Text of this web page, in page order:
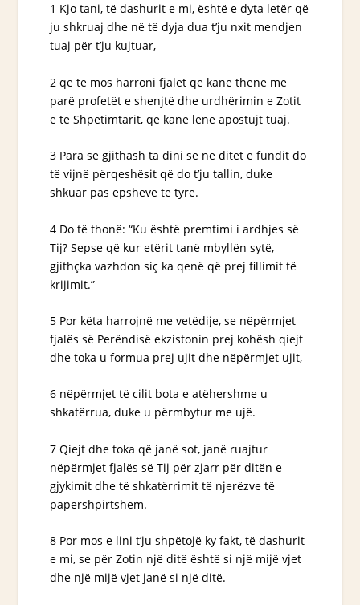
1 Kjo tani, të dashurit e mi, është e dyta letër që
ju shkruaj dhe në të dyja dua t’ju nxit mendjen
tuaj për t’ju kujtuar,
2 që të mos harroni fjalët që kanë thënë më
parë profetët e shenjtë dhe urdhërimin e Zotit
e të Shpëtimtarit, që kanë lënë apostujt tuaj.
3 Para së gjithash ta dini se në ditët e fundit do
të vijnë përqeshësit që do t’ju tallin, duke
shkuar pas epsheve të tyre.
4 Do të thonë: “Ku është premtimi i ardhjes së
Tij? Sepse që kur etërit tanë mbyllën sytë,
gjithçka vazhdon siç ka qenë që prej fillimit të
krijimit.”
5 Por këta harrojnë me vetëdije, se nëpërmjet
fjalës së Perëndisë ekzistonin prej kohësh qiejt
dhe toka u formua prej ujit dhe nëpërmjet ujit,
6 nëpërmjet të cilit bota e atëhershme u
shkatërrua, duke u përmbytur me ujë.
7 Qiejt dhe toka që janë sot, janë ruajtur
nëpërmjet fjalës së Tij për zjarr për ditën e
gjykimit dhe të shkatërrimit të njerëzve të
papërshpirtshëm.
8 Por mos e lini t’ju shpëtojë ky fakt, të dashurit
e mi, se për Zotin një ditë është si një mijë vjet
dhe një mijë vjet janë si një ditë.